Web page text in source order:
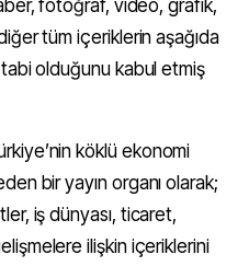
fotoğraf, video, grafik,
tüm içeriklerin aşağıda
tabi olduğunu kabul etmiş
köklü ekonomi
bir yayın organı olarak;
iş dünyası, ticaret,
ilişkin içeriklerini